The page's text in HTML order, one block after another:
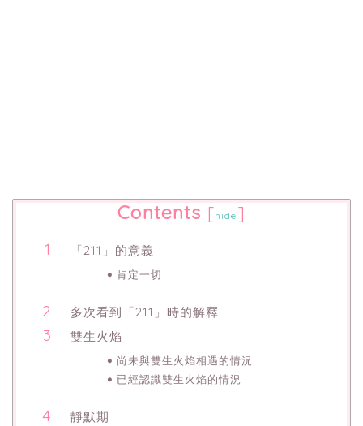
Contents [hide ]
「211」的意義
肯定一切
多次看到「211」時的解釋
雙生火焰
尚未與雙生火焰相遇的情況
已經認識雙生火焰的情況
靜默期